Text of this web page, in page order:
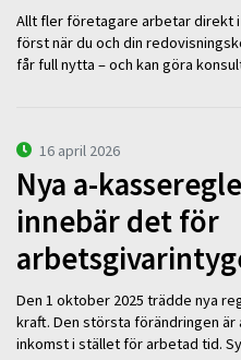
Allt fler företagare arbetar direkt
först när du och din
får full nytta – och kan göra
16 april 2026
Nya a-
innebär det för
Den 1 oktober 2025 trädde nya
kraft. Den största förändringen
inkomst i stället för arbetad tid.